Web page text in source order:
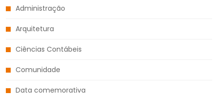
Administração
Arquitetura
Ciências Contábeis
Comunidade
Data comemorativa